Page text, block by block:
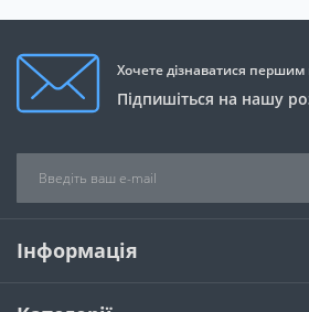
Хочете дізнаватися першим
Підпишіться на нашу
Інформація